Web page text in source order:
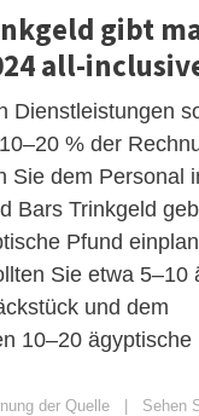
gibt
all-
Dienstleistungen
% der
Sie dem Personal
Bars Trinkgeld
Pfund
Sie etwa 5–10
und dem
10–20 ägyptische
der Quelle | Sehen